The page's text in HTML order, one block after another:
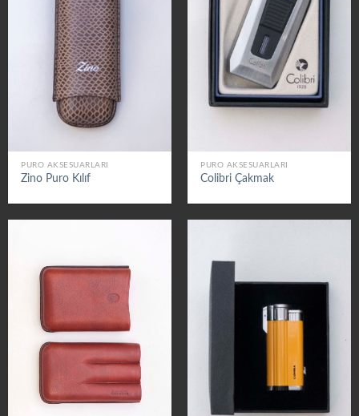
PURO AKSESUARLARI
Zino Puro Kılıf
PURO AKSESUARLARI
Colibri Çakmak